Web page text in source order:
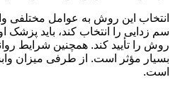
انتخاب این روش به عوامل مختلفی
سم زدایی را انتخاب کند، باید پزشک
روش را تأیید کند. همچنین شرایط
بسیار مؤثر است. از طرفی میزان
است.